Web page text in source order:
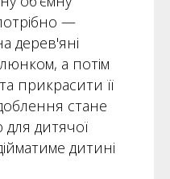
—
дерев'яні
а потім
прикрасити її
стане
дитячої
дитині